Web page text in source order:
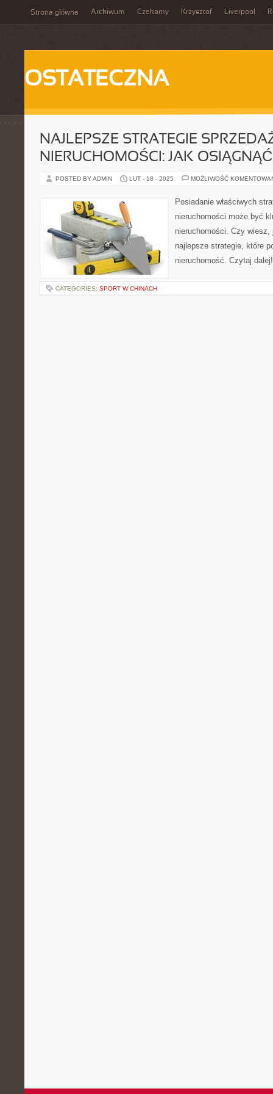
Strona główna Archiwum Czekamy Krzysztof Liverpool
OSTATECZNA
NAJLEPSZE STRATEGIE
NIERUCHOMOŚCI: JAK
POSTED BY ADMIN LUT - 18 - 2025 MOŻLIWOŚĆ
Posiadanie właściwych
nieruchomości może być
nieruchomości. Czy
najlepsze strategie, które
nieruchomość. Czytaj dalej!
CATEGORIES: SPORT W CHINACH